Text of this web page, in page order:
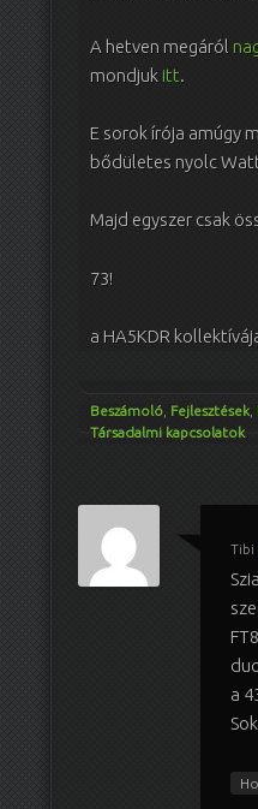
A hetven megáról
mondjuk itt.
E sorok írója amúgy
bődületes nyolc
Majd egyszer csak
73!
a HA5KDR
Beszámoló Fejlesztések
Társadalmi kapcsolatok
Tibi
a